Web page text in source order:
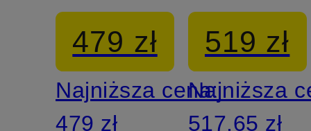
479 zł
Najniższa cena:
479 zł
519 zł
Najniższa
517,65 zł